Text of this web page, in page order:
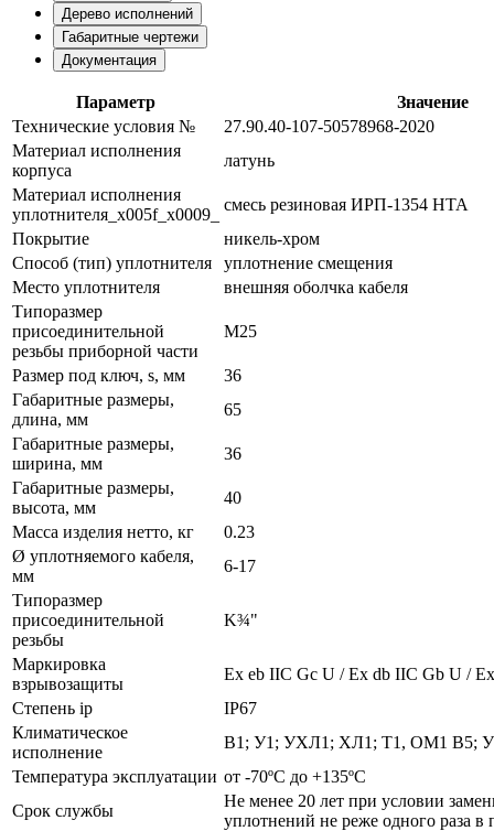
Дерево исполнений
Габаритные чертежи
Документация
Параметр
Значение
Технические условия №
27.90.40-107-50578968-2020
Материал исполнения
корпуса
латунь
Материал исполнения
уплотнителя_x005f_x0009_
смесь резиновая ИРП-1354 НТА
Покрытие
никель-хром
Способ (тип) уплотнителя
уплотнение смещения
Место уплотнителя
внешняя оболчка кабеля
Типоразмер
присоединительной
резьбы приборной части
М25
Размер под ключ, s, мм
36
Габаритные размеры,
длина, мм
65
Габаритные размеры,
ширина, мм
36
Габаритные размеры,
высота, мм
40
Масса изделия нетто, кг
0.23
Ø уплотняемого кабеля,
мм
6-17
Типоразмер
присоединительной
резьбы
K¾"
Маркировка
взрывозащиты
Ех eb IIC Gc U / Ex db IIC Gb U /
Степень ip
IP67
Климатическое
исполнение
В1; У1; УХЛ1; ХЛ1; Т1, ОМ1 В5;
Температура эксплуатации от -70ºС до +135ºС
Срок службы
Не менее 20 лет при условии
уплотнений не реже одного раза в